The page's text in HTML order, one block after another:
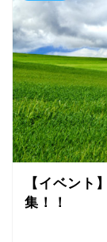
【イベント
集！！